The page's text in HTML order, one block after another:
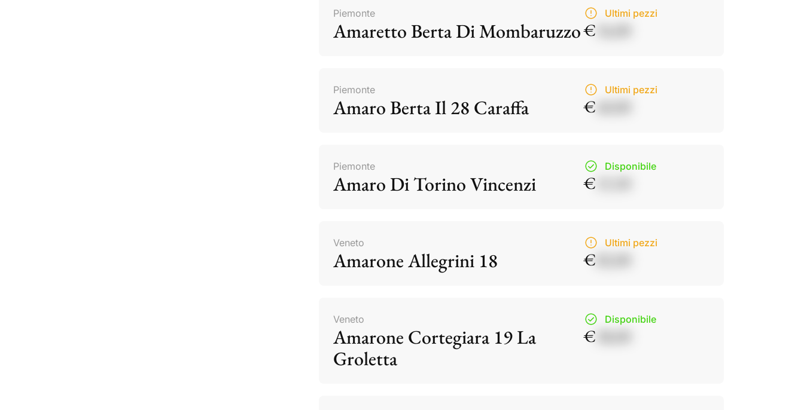
Piemonte
Amaretto Berta Di Mombaruzzo
Ultimi pezzi
€ 34,00
Piemonte
Amaro Berta Il 28 Caraffa
Ultimi pezzi
€
Piemonte
Amaro Di Torino Vincenzi
Disponibile
€
Veneto
Amarone Allegrini 18
Ultimi pezzi
€
Veneto
Amarone Cortegiara 19 La
Groletta
Disponibile
€